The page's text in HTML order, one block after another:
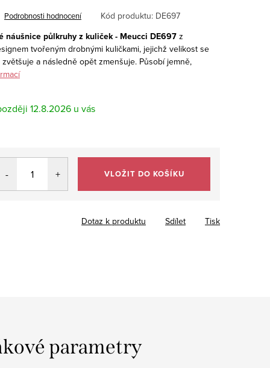
Podrobnosti hodnocení Kód produktu: DE697
náušnice půlkruhy z kuliček - Meucci DE697 z
tvořeným drobnými kuličkami, jejichž velikost se
a následně opět zmenšuje. Působí jemně,
12.8.2026
VLOŽIT DO KOŠÍKU
Tisk
Dotaz k produktu Sdílet
parametry